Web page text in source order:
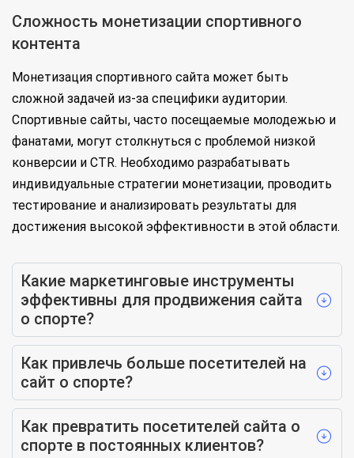
Сложность монетизации спортивного
контента
Монетизация спортивного сайта может быть
сложной задачей из-за специфики аудитории.
Спортивные сайты, часто посещаемые молодежью и
фанатами, могут столкнуться с проблемой низкой
конверсии и CTR. Необходимо разрабатывать
индивидуальные стратегии монетизации, проводить
тестирование и анализировать результаты для
достижения высокой эффективности в этой области.
Какие маркетинговые инструменты
эффективны для продвижения сайта
о спорте?
Как привлечь больше посетителей на
сайт о спорте?
Как превратить посетителей сайта о
спорте в постоянных клиентов?